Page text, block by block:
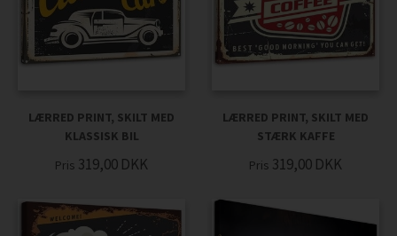
LÆRRED PRINT, SKILT MED
KLASSISK BIL
Pris 319,00 DKK
LÆRRED PRINT, SKILT MED
STÆRK KAFFE
Pris 319,00 DKK